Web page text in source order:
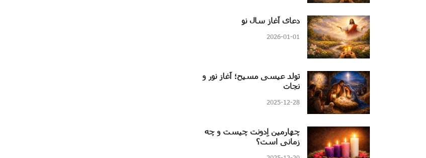
دعای آغاز سال نو
2026-01-01
تولد عیسی مسیح؛ آغاز نور و
نجات
2025-12-28
چهارمین اِدونت چیست و چه
زمانی است؟